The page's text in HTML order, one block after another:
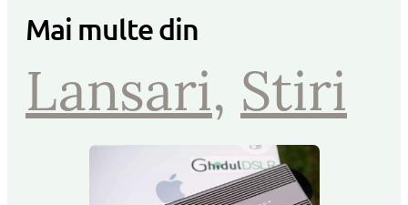
Mai multe din
Lansari, Stiri